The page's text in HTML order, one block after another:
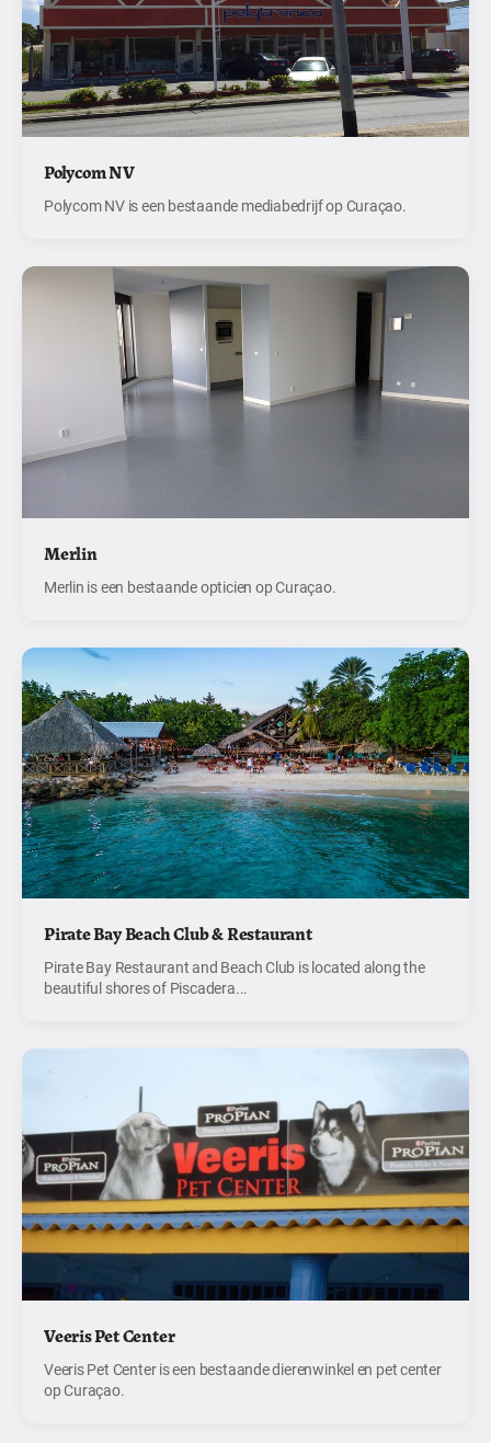
Polycom NV
Polycom NV is een bestaande mediabedrijf op Curaçao.
Merlin
Merlin is een bestaande opticien op Curaçao.
Pirate Bay Beach Club & Restaurant
Pirate Bay Restaurant and Beach Club is located along the
beautiful shores of Piscadera...
Veeris Pet Center
Veeris Pet Center is een bestaande dierenwinkel en pet center
op Curaçao.